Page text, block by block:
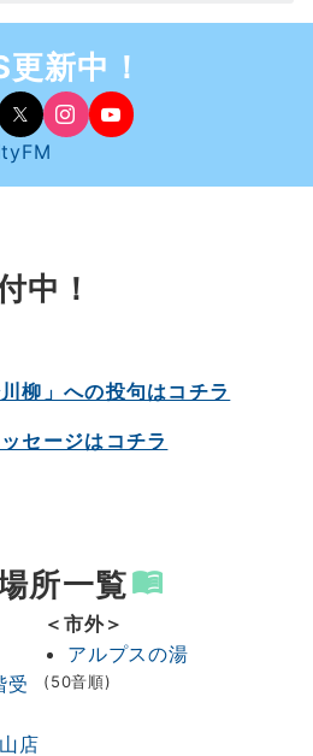
新中！
中！
柳」への投句はコチラ
セージはコチラ
所一覧
受
店
＜市外＞
アルプスの湯
(50音順)